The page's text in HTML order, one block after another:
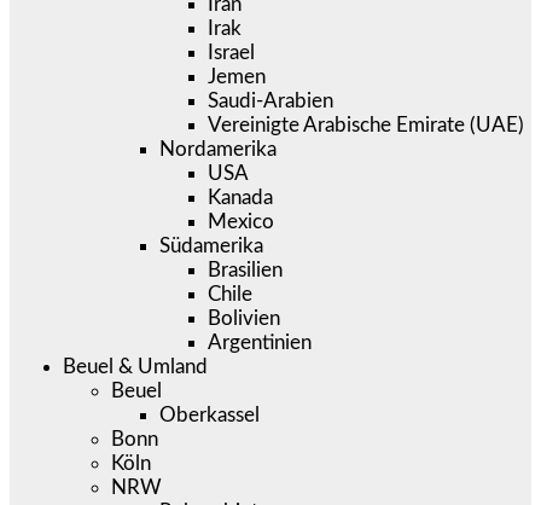
Irak
Israel
Jemen
Saudi-Arabien
Vereinigte Arabische Emirate (UAE)
Nordamerika
USA
Kanada
Mexico
Südamerika
Brasilien
Chile
Bolivien
Argentinien
Beuel & Umland
Beuel
Oberkassel
Bonn
Köln
NRW